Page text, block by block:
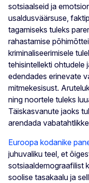
sotsiaalseid ja
usaldusväärsuse,
tagamiseks tuleks
rahastamise
kriminaliseerimisele
tehisintellekti ohtudele
edendades erinevate
mitmekesisust.
ning noortele tuleks
Täiskasvanute jaoks
arendada
Euroopa kodanike
juhuvaliku teel, et
sotsiaaldemograafilist
soolise tasakaalu ja